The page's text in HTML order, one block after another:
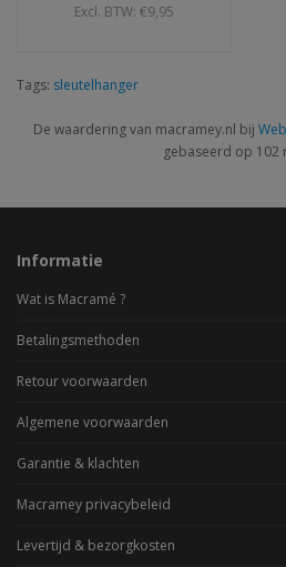
Excl. BTW: €9,95
Tags: sleutelhanger
De waardering van macramey.nl bij
gebaseerd op 102
Informatie
Wat is Macramé ?
Betalingsmethoden
Retour voorwaarden
Algemene voorwaarden
Garantie & klachten
Macramey privacybeleid
Levertijd & bezorgkosten